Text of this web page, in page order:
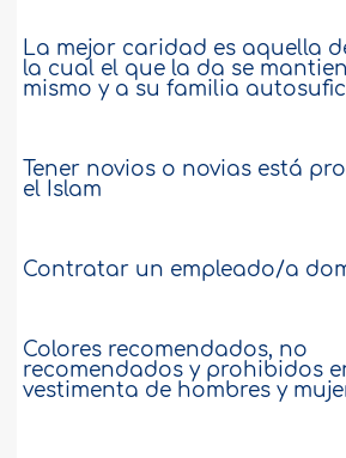
La mejor caridad es aquella
la cual el que la da se
mismo y a su familia
Tener novios o novias está
el Islam
Contratar un empleado/a
Colores recomendados, no
recomendados y prohibidos
vestimenta de hombres y